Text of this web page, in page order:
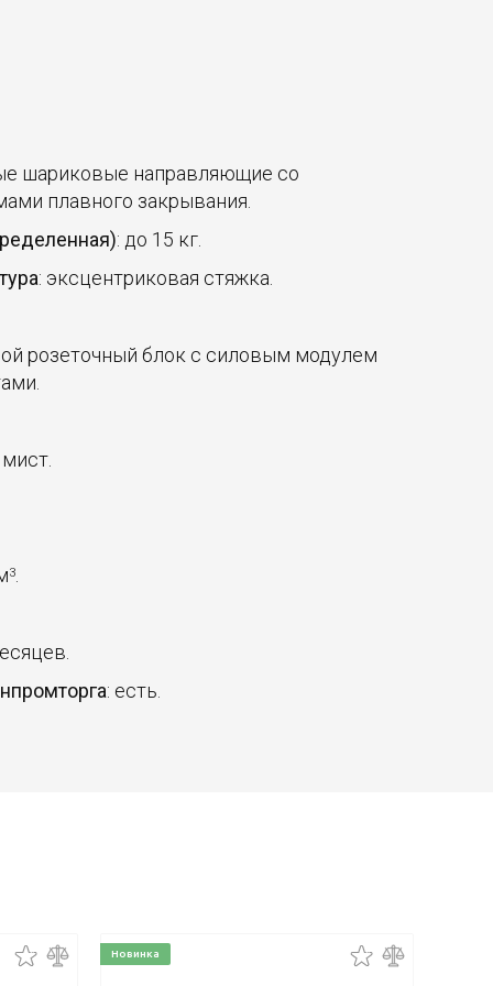
шариковые направляющие со
плавного закрывания.
: до 15 кг.
: эксцентриковая стяжка.
розеточный блок с силовым модулем
3.
: есть.
Новинка